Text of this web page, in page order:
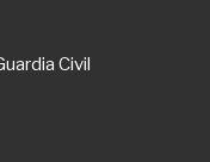
Civil